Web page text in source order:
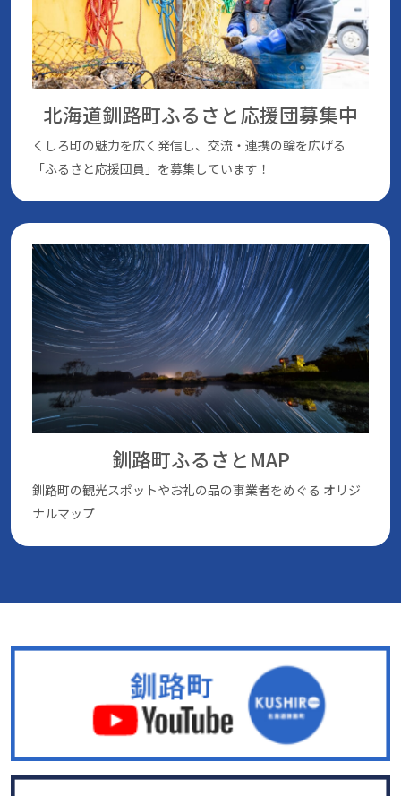
北海道釧路町ふるさと応援団募集中
くしろ町の魅⼒を広く発信し、交流・連携の輪を広げる
「ふるさと応援団員」を募集しています！
釧路町ふるさとMAP
釧路町の観光スポットやお礼の品の事業者をめぐる オリジ
ナルマップ